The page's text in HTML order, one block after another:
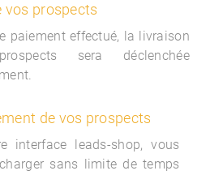
vos prospects
paiement effectué, la livraison
sera déclenchée
de vos prospects
interface leads-shop, vous
sans limite de temps